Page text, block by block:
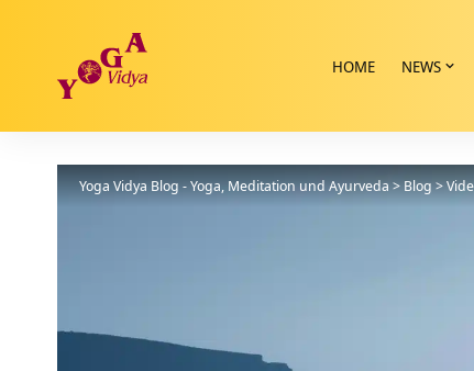
HOME NEWS
Yoga Vidya Blog - Yoga, Meditation und Ayurveda>Blog>